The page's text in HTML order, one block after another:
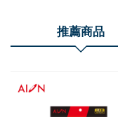
推薦商品